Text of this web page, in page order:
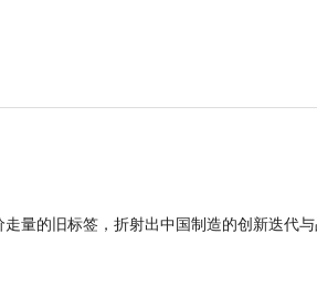
量的旧标签，折射出中国制造的创新迭代